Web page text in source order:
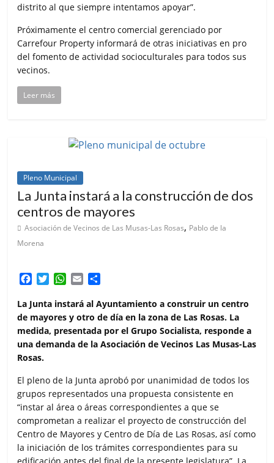
distrito al que siempre intentamos apoyar”.
Próximamente el centro comercial gerenciado por
Carrefour Property informará de otras iniciativas en pro
del fomento de actividad socioculturales para todos sus
vecinos.
Leer más
Pleno Municipal
La Junta instará a la construcción de dos
centros de mayores
Asociación de Vecinos de Las Musas-Las Rosas, Pablo de la
Morena
c
e
b
o
k
i
t
e
W
a
t
s
A
a
i
l
m
p
a
r
r
La Junta instará al Ayuntamiento a construir un centro
de mayores y otro de día en la zona de Las Rosas. La
medida, presentada por el Grupo Socialista, responde a
una demanda de la Asociación de Vecinos Las Musas-Las
Rosas.
El pleno de la Junta aprobó por unanimidad de todos los
grupos representados una propuesta consistente en
“instar al área o áreas correspondientes a que se
comprometan a realizar el proyecto de construcción del
Centro de Mayores y Centro de Día de Las Rosas, así como
la iniciación de los trámites correspondientes para su